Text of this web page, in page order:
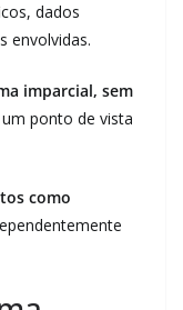
dados
envolvidas.
imparcial, sem
ponto de vista
como